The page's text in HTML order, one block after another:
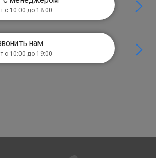
с 10:00 до 18:00
нам
с 10:00 до 19:00